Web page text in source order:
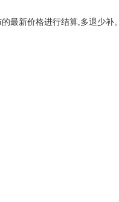
最新价格进行结算,多退少补。